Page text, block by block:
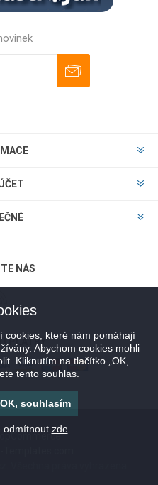
NÁS
PLATBY
cookies, které nám pomáhají
Abychom cookies mohli
Kliknutím na tlačítko „OK,
tento souhlas.
OK, souhlasím
odmítnout zde.